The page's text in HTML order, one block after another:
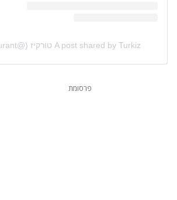
A post shared by Turkiz טורקיז (@turkiz_restaurant)
פרסומת